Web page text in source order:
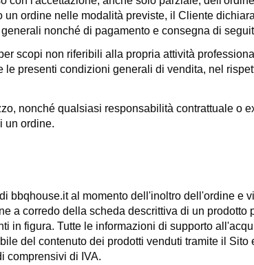
ordine nelle modalità previste, il Cliente
nonché di pagamento e consegna di
scopi non riferibili alla propria attività
presenti condizioni generali di vendita, nel
nonché qualsiasi responsabilità contrattuale o
un ordine.
bbqhouse.ital momento dell'inoltro dell'ordine e
a corredo della scheda descrittiva di un
in figura. Tutte le informazioni di supporto
del contenuto dei prodotti venduti tramite il
comprensivi di IVA.